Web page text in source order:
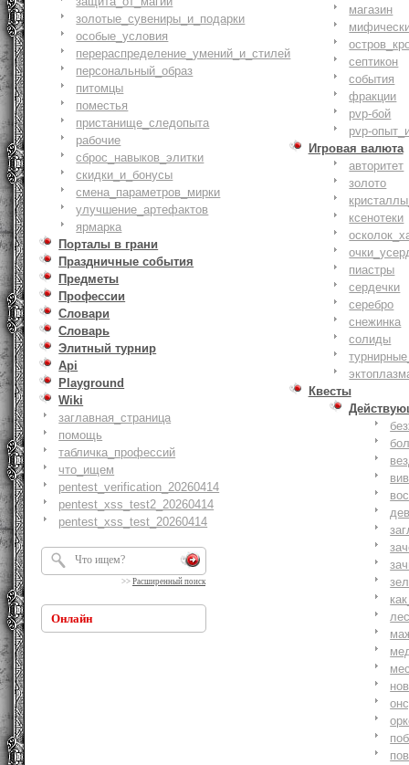
золотые_сувениры_и_подарки
особые_условия
перераспределение_умений_и_стилей
персональный_образ
питомцы
поместья
пристанище_следопыта
рабочие
сброс_навыков_элитки
скидки_и_бонусы
смена_параметров_мирки
улучшение_артефактов
ярмарка
Порталы в грани
Праздничные события
Предметы
Профессии
Словари
Словарь
Элитный турнир
Api
Playground
Wiki
заглавная_страница
помощь
табличка_профессий
что_ищем
pentest_verification_20260414
pentest_xss_test2_20260414
pentest_xss_test_20260414
>> Расширенный поиск
Онлайн
магазин
септикон
события
фракции
pvp-бой
pvp-
Игровая валюта
авторитет
золото
ксенотеки
пиастры
сердечки
серебро
снежинка
солиды
Квесты